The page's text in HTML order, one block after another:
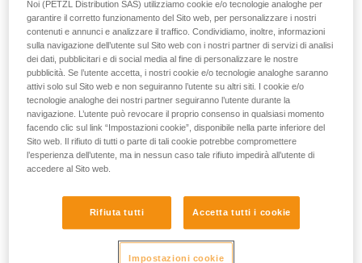
Tipo di corda
Massa di
prova
Forza di
arresto
max.
Numero di
cadute
Corda
singola
80 kg 12 kN
Corda
gemella
(su 2 capi)
80 kg 12 kN 12
Mezza
corda (su 1
La corda singola su un solo capo deve resistere a 5 cadute
Noi (PETZL Distribution SAS) utilizziamo cookie e/o tecnologie analoghe per
garantire il corretto funzionamento del Sito web, per personalizzare i nostri
contenuti e annunci e analizzare il traffico. Condividiamo, inoltre, informazioni
sulla navigazione dell’utente sul Sito web con i nostri partner di servizi di analisi
dei dati, pubblicitari e di social media al fine di personalizzare le nostre
pubblicità. Se l’utente accetta, i nostri cookie e/o tecnologie analoghe saranno
attivi solo sul Sito web e non seguiranno l’utente su altri siti. I cookie e/o
tecnologie analoghe dei nostri partner seguiranno l’utente durante la
navigazione. L’utente può revocare il proprio consenso in qualsiasi momento
facendo clic sul link “Impostazioni cookie”, disponibile nella parte inferiore del
Sito web. Il rifiuto di tutti o parte di tali cookie potrebbe compromettere
l’esperienza dell’utente, ma in nessun caso tale rifiuto impedirà all’utente di
accedere al Sito web.
Rifiuta tutti Accetta tutti i cookie
Impostazioni cookie